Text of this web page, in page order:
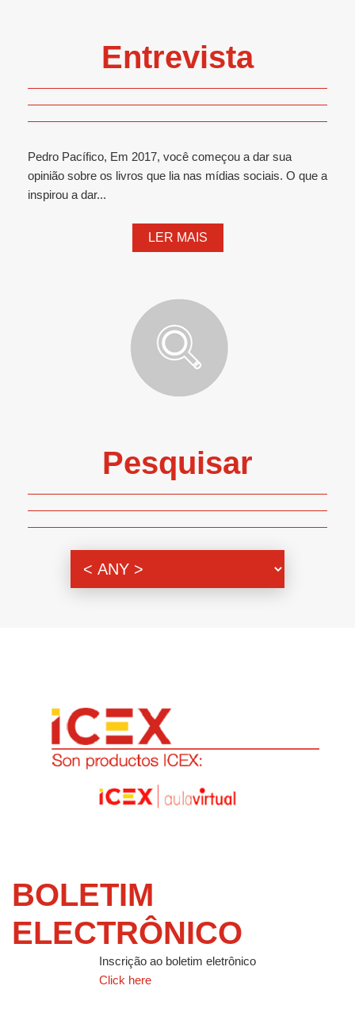
Entrevista
Pedro Pacífico, Em 2017, você começou a dar sua
opinião sobre os livros que lia nas mídias sociais. O que a
inspirou a dar...
LER MAIS
Pesquisar
BOLETIM
ELECTRÔNICO
Inscrição ao boletim eletrônico
Click here